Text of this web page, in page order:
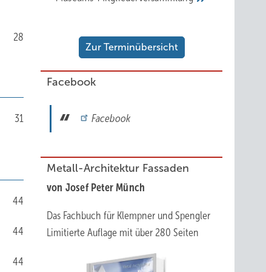
28
31
44
44
44
Zur Terminübersicht
Facebook
Facebook
Metall-Architektur Fassaden
von Josef Peter Münch
Das Fachbuch für Klempner und Spengler
Limitierte Auflage mit über 280 Seiten